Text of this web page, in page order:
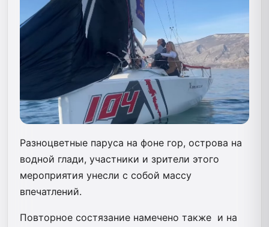
Разноцветные паруса на фоне гор, острова на
водной глади, участники и зрители этого
мероприятия унесли с собой массу
впечатлений.
Повторное состязание намечено также и на